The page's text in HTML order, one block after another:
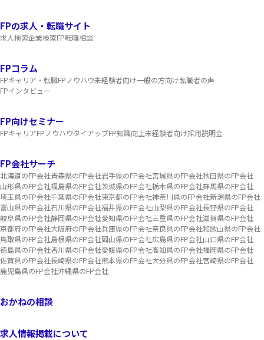
FPの求人・転職サイト
求人検索企業検索FP転職相談
FPコラム
FPキャリア・転職FPノウハウ未経験者向け一般の方向け転職者の声
FPインタビュー
FP向けセミナー
FPキャリアFPノウハウタイアップFP知識向上未経験者向け採用説明会
FP会社サーチ
北海道のFP会社青森県のFP会社岩手県のFP会社宮城県のFP会社秋田県のFP会社
山形県のFP会社福島県のFP会社茨城県のFP会社栃木県のFP会社群馬県のFP会社
埼玉県のFP会社千葉県のFP会社東京都のFP会社神奈川県のFP会社新潟県のFP会社
富山県のFP会社石川県のFP会社福井県のFP会社山梨県のFP会社長野県のFP会社
岐阜県のFP会社静岡県のFP会社愛知県のFP会社三重県のFP会社滋賀県のFP会社
京都府のFP会社大阪府のFP会社兵庫県のFP会社奈良県のFP会社和歌山県のFP会社
鳥取県のFP会社島根県のFP会社岡山県のFP会社広島県のFP会社山口県のFP会社
徳島県のFP会社香川県のFP会社愛媛県のFP会社高知県のFP会社福岡県のFP会社
佐賀県のFP会社長崎県のFP会社熊本県のFP会社大分県のFP会社宮崎県のFP会社
鹿児島県のFP会社沖縄県のFP会社
おかねの相談
求人情報掲載について